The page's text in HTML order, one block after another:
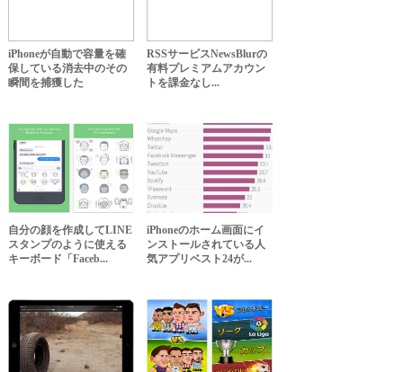
iPhoneが自動で容量を確
保している消去中のその
瞬間を捕獲した
RSSサービスNewsBlurの
有料プレミアムアカウン
トを課金なし...
自分の顔を作成してLINE
スタンプのように使える
キーボード「Faceb...
iPhoneのホーム画面にイ
ンストールされている人
気アプリベスト24が...